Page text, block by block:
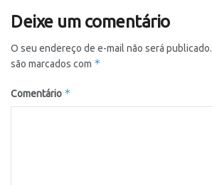
Deixe um comentário
O seu endereço de e-mail não será publicado.
são marcados com *
Comentário *